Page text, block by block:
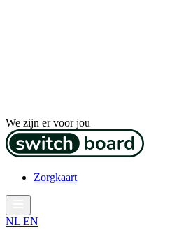
We zijn er voor jou
Zorgkaart
NL EN